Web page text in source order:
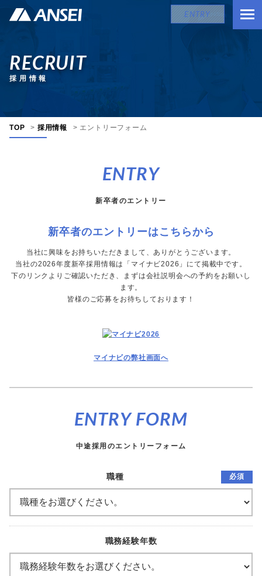
ENTRY
RECRUIT
採用情報
TOP > 採用情報 > エントリーフォーム
ENTRY
新卒者のエントリー
新卒者のエントリーはこちらから
当社に興味をお持ちいただきまして、ありがとうございます。
当社の2026年度新卒採用情報は「マイナビ2026」にて掲載中です。
下のリンクよりご確認いただき、まずは会社説明会への予約をお願いし
ます。
皆様のご応募をお待ちしております！
マイナビの弊社画面へ
ENTRY FORM
中途採用のエントリーフォーム
職種 必須
職務経験年数